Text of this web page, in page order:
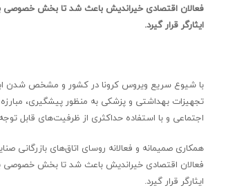
فعالان اقتصادی خیراندیش باعث شد تا بخش خصوصی
ایثارگر قرار گیرد.
با شیوع سریع ویروس کرونا در کشور و مشخص شدن
تجهیزات بهداشتی و پزشکی به منظور پیشگیری،
اجتماعی و با استفاده حداکثری از ظرفیت‌های قابل
همکاری صمیمانه و فعالانه روسای اتاق‌های بازرگانی
فعالان اقتصادی خیراندیش باعث شد تا بخش خصوصی
ایثارگر قرار گیرد.